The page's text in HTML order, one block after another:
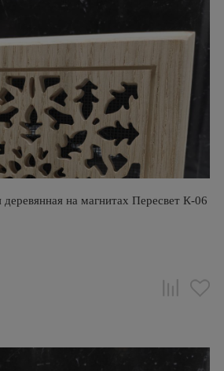
деревянная на магнитах Пересвет К-06